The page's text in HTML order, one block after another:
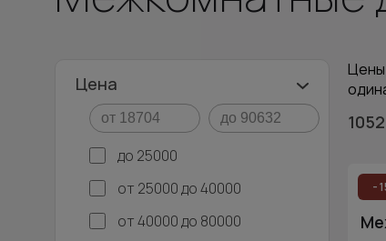
Цена
до 25000
от 25000 до 40000
от 40000 до 80000
Цены
-